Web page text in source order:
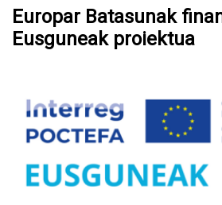
Europar Batasunak
Eusguneak proiektua